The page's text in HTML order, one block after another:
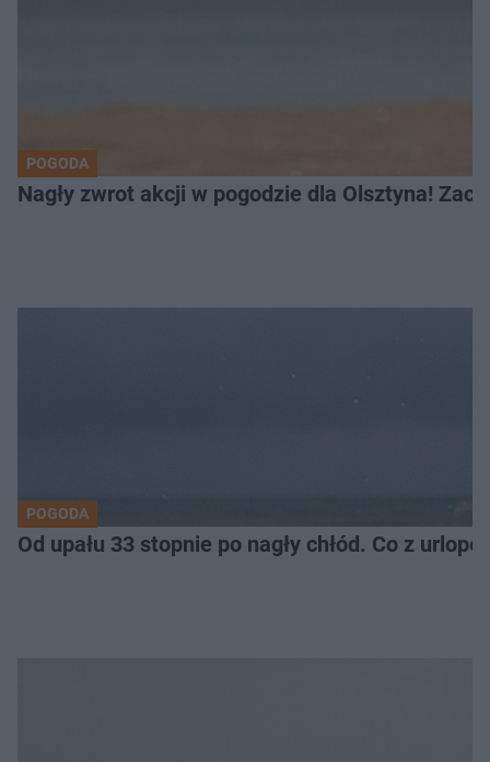
POGODA
Nagły zwrot akcji w pogodzie dla Olsztyna!
POGODA
Od upału 33 stopnie po nagły chłód. Co z